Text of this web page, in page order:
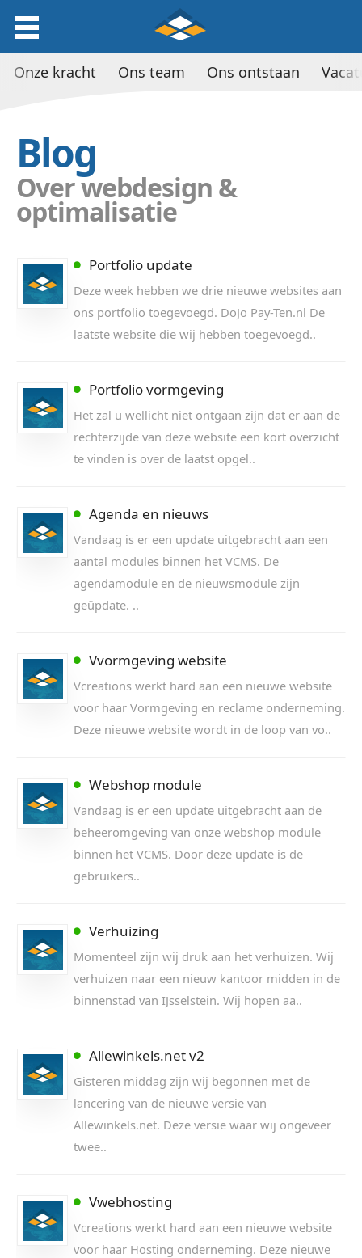
Blog
Over webdesign &
optimalisatie
Portfolio update
Deze week hebben we drie nieuwe websites aan
ons portfolio toegevoegd. DoJo Pay-Ten.nl De
laatste website die wij hebben toegevoegd..
Portfolio vormgeving
Het zal u wellicht niet ontgaan zijn dat er aan de
rechterzijde van deze website een kort overzicht
te vinden is over de laatst opgel..
Agenda en nieuws
Vandaag is er een update uitgebracht aan een
aantal modules binnen het VCMS. De
agendamodule en de nieuwsmodule zijn
geüpdate. ..
Vvormgeving website
Vcreations werkt hard aan een nieuwe website
voor haar Vormgeving en reclame onderneming.
Deze nieuwe website wordt in de loop van vo..
Webshop module
Vandaag is er een update uitgebracht aan de
beheeromgeving van onze webshop module
binnen het VCMS. Door deze update is de
gebruikers..
Verhuizing
Momenteel zijn wij druk aan het verhuizen. Wij
verhuizen naar een nieuw kantoor midden in de
binnenstad van IJsselstein. Wij hopen aa..
Allewinkels.net v2
Gisteren middag zijn wij begonnen met de
lancering van de nieuwe versie van
Allewinkels.net. Deze versie waar wij ongeveer
twee..
Vwebhosting
Vcreations werkt hard aan een nieuwe website
voor haar Hosting onderneming. Deze nieuwe
Onze kracht Ons team Ons ontstaan